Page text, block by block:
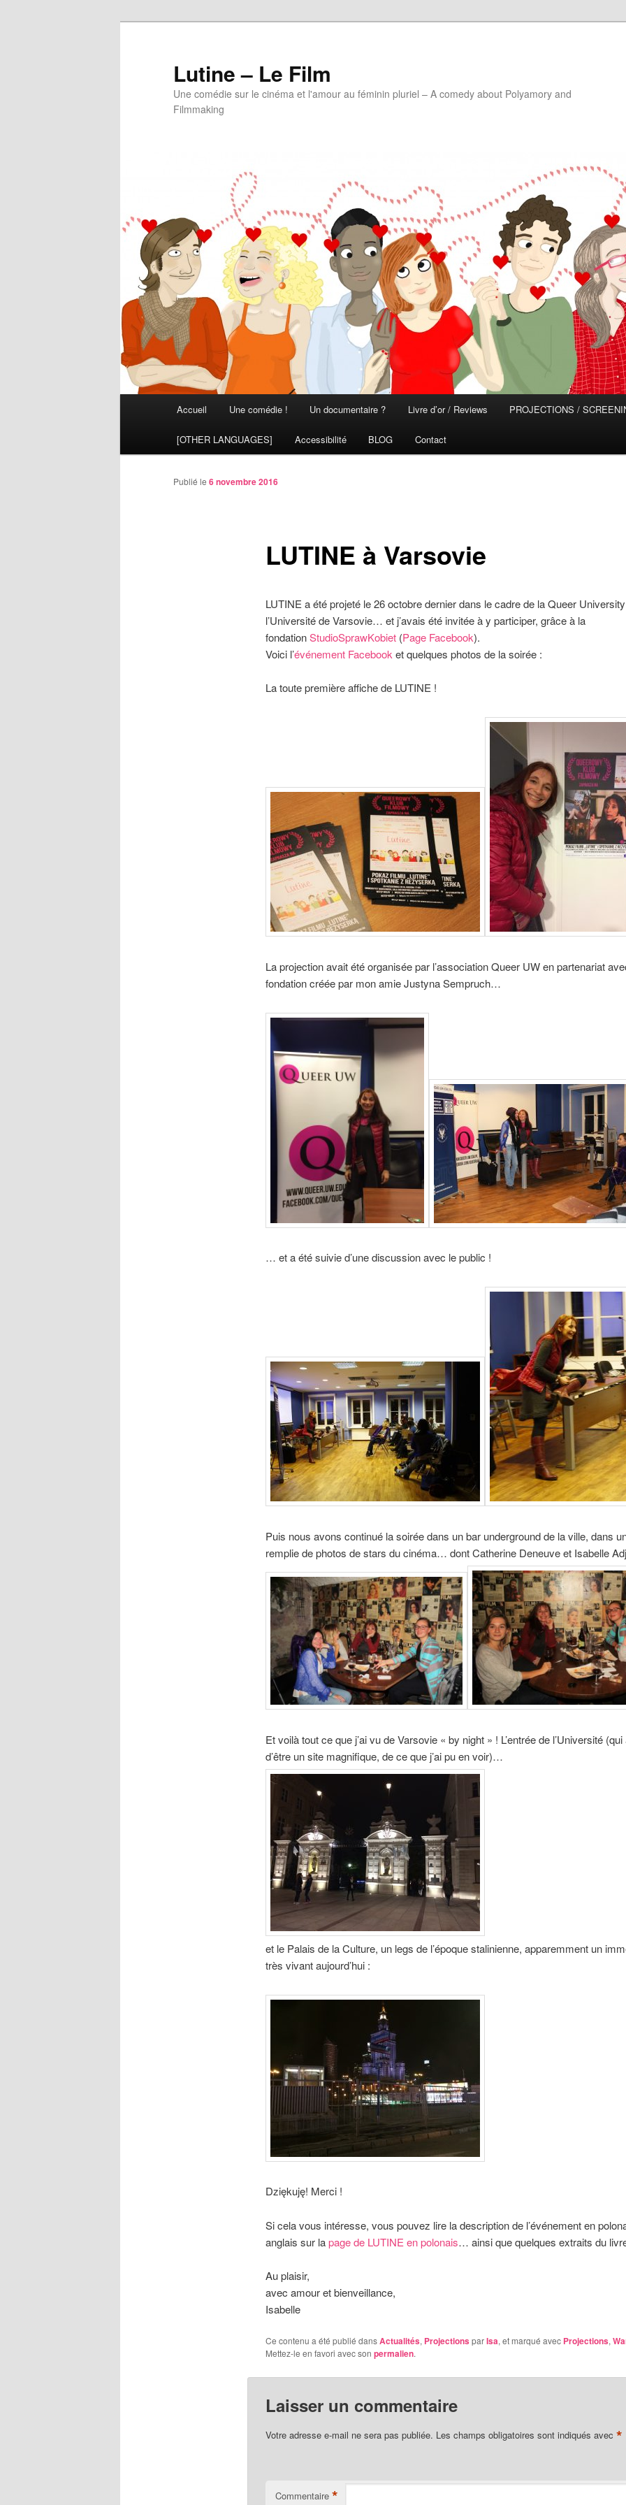
Lutine – Le Film
Une comédie sur le cinéma et l'amour au féminin pluriel – A comedy about Polyamory and
Filmmaking
Accueil Une comédie ! Un documentaire ? Livre d’or / Reviews PROJECTIONS /
[OTHER LANGUAGES] Accessibilité BLOG Contact
LUTINE à Varsovie
Publié le 6 novembre 2016
LUTINE a été projeté le 26 octobre dernier dans le cadre de la Queer
l’Université de Varsovie… et j’avais été invitée à y participer, grâce à la
fondationStudioSprawKobiet(Page Facebook).
Voici l’événement Facebook et quelques photos de la soirée :
La toute première affiche de LUTINE !
La projection avait été organisée par l’association Queer UW en partenariat
fondation créée par mon amie Justyna Sempruch…
… et a été suivie d’une discussion avec le public !
Puis nous avons continué la soirée dans un bar underground de la ville, dans
remplie de photos de stars du cinéma… dont Catherine Deneuve et Isabelle
Et voilà tout ce que j’ai vu de Varsovie « by night » ! L’entrée de l’Université (qui
d’être un site magnifique, de ce que j’ai pu en voir)…
et le Palais de la Culture, un legs de l’époque stalinienne, apparemment un
très vivant aujourd’hui :
Dziękuję! Merci !
Si cela vous intéresse, vous pouvez lire la description de l’événement en
anglais sur lapage de LUTINE en polonais… ainsi que quelques extraits du
Au plaisir,
avec amour et bienveillance,
Isabelle
Ce contenu a été publié dansActualités, ProjectionsparIsa, et marqué avec Projections,
Mettez-le en favori avec son permalien.
Laisser un commentaire
Votre adresse e-mail ne sera pas publiée. Les champs obligatoires sont indiqués avec *
Commentaire *